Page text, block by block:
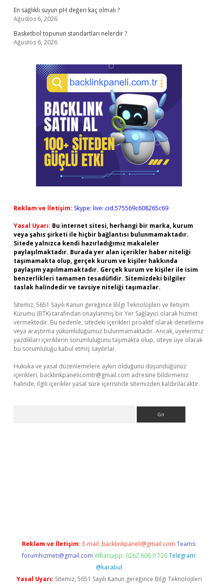
En sağlıklı suyun pH değeri kaç olmalı ?
Ağustos 6, 2026
Basketbol topunun standartları nelerdir ?
Ağustos 6, 2026
Reklam ve İletişim: Skype: live:.cid.575569c608265c69
Yasal Uyarı: Bu internet sitesi, herhangi bir marka, kurum
veya şahıs şirketi ile hiçbir bağlantısı bulunmamaktadır.
Sitede yalnızca kendi hazırladığımız makaleler
paylaşılmaktadır. Burada yer alan içerikler haber niteliği
taşımamakta olup, gerçek kurum ve kişiler hakkında
paylaşım yapılmamaktadır. Gerçek kurum ve kişiler ile isim
benzerlikleri tamamen tesadüfidir. Sitemizdeki bilgiler
taslak halindedir ve tavsiye niteliği taşımazlar.
Sitemiz, 5651 Sayılı Kanun gereğince Bilgi Teknolojileri ve İletişim
Kurumu (BTK) tarafından onaylanmış bir Yer Sağlayıcı olarak hizmet
vermektedir. Bu nedenle, sitedeki içerikleri proaktif olarak denetleme
veya araştırma yükümlülüğümüz bulunmamaktadır. Ancak, üyelerimiz
yazdıkları içeriklerin sorumluluğunu taşımakta olup, siteye üye olarak
bu sorumluluğu kabul etmiş sayılırlar.
Hukuka ve yasal düzenlemelere aykırı olduğunu düşündüğünüz
içerikleri, backlinkpanelicomtr@gmail.com adresine bildirmeniz
halinde, ilgili içerikler yasal süre içerisinde sitemizden kaldırılacaktır.
Reklam ve İletişim: E-mail: backlinkpaneli@gmail.com Teams:
forumhizmeti@gmail.com Whatsapp: 0262 606 0 726 Telegram:
@karabul
Yasal Uyarı: Sitemiz, 5651 Sayılı Kanun gereğince Bilgi Teknolojileri